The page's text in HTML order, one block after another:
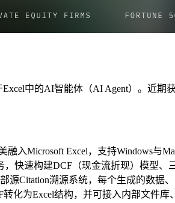
中的AI智能体（AI Agent）。近
融入Microsoft Excel，支持Windows与
快速构建DCF（现金流折现）模型、
源Citation溯源系统，每个生成的数据
转化为Excel结构，并可接入内部文件库